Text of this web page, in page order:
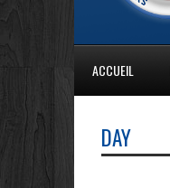
ACCUEIL
DAY